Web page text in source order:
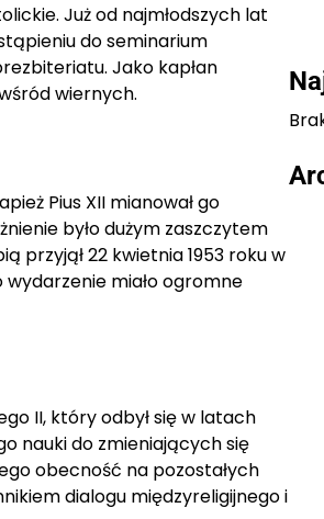
Już od najmłodszych lat
do seminarium
Jako kapłan
wiernych.
Pius XII mianował go
było dużym zaszczytem
przyjął 22 kwietnia 1953 roku w
miało ogromne
II, który odbył się w latach
nauki do zmieniających się
obecność na pozostałych
dialogu międzyreligijnego i